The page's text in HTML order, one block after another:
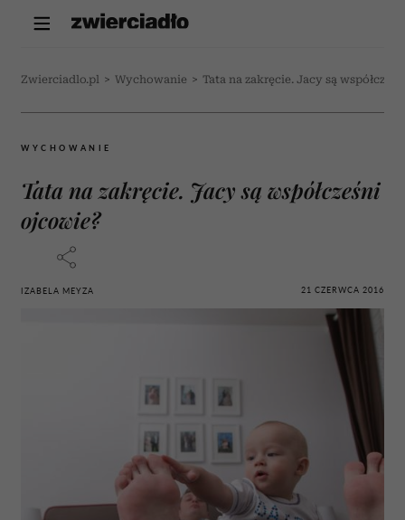
Zwierciadlo.pl > Wychowanie > Tata na zakręcie. Jacy są
WYCHOWANIE
Tata na zakręcie. Jacy są współcześni
ojcowie?
IZABELA MEYZA 21 CZERWCA 2016